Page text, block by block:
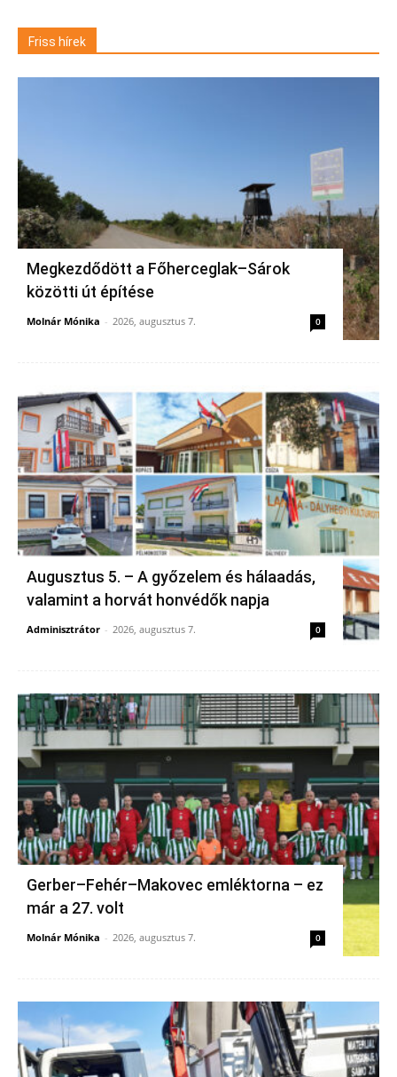
Friss hírek
Megkezdődött a Főherceglak–Sárok
közötti út építése
Molnár Mónika - 2026, augusztus 7. 0
Augusztus 5. – A győzelem és hálaadás,
valamint a horvát honvédők napja
Adminisztrátor - 2026, augusztus 7. 0
Gerber–Fehér–Makovec emléktorna – ez
már a 27. volt
Molnár Mónika - 2026, augusztus 7. 0